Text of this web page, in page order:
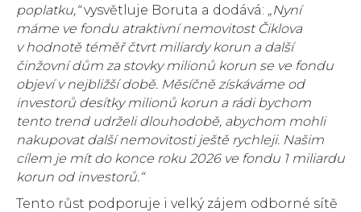
poplatku,“vysvětluje Boruta a dodává: „Nyní
máme ve fondu atraktivní nemovitost Čiklova
v hodnotě téměř čtvrt miliardy korun a další
činžovní dům za stovky milionů korun se ve fondu
objeví v nejbližší době. Měsíčně získáváme od
investorů desítky milionů korun a rádi bychom
tento trend udrželi dlouhodobě, abychom mohli
nakupovat další nemovitosti ještě rychleji. Našim
cílem je mít do konce roku 2026 ve fondu 1 miliardu
korun od investorů.“
Tento růst podporuje i velký zájem odborné sítě